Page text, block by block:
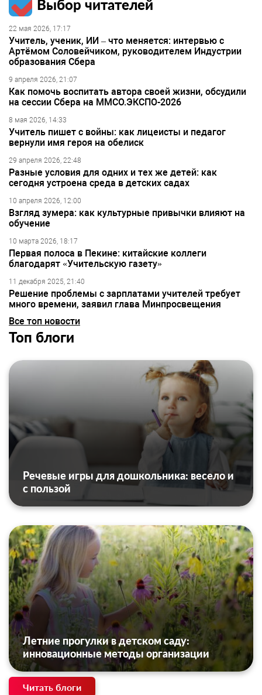
Выбор читателей
22 мая 2026, 17:17
Учитель, ученик, ИИ – что меняется: интервью с
Артёмом Соловейчиком, руководителем Индустрии
образования Сбера
9 апреля 2026, 21:07
Как помочь воспитать автора своей жизни, обсудили
на сессии Сбера на ММСО.ЭКСПО-2026
8 мая 2026, 14:33
Учитель пишет с войны: как лицеисты и педагог
вернули имя героя на обелиск
29 апреля 2026, 22:48
Разные условия для одних и тех же детей: как
сегодня устроена среда в детских садах
10 апреля 2026, 12:00
Взгляд зумера: как культурные привычки влияют на
обучение
10 марта 2026, 18:17
Первая полоса в Пекине: китайские коллеги
благодарят «Учительскую газету»
11 декабря 2025, 21:40
Решение проблемы с зарплатами учителей требует
много времени, заявил глава Минпросвещения
Все топ новости
Топ блоги
Речевые игры для дошкольника: весело и
с пользой
Летние прогулки в детском саду:
инновационные методы организации
Читать блоги